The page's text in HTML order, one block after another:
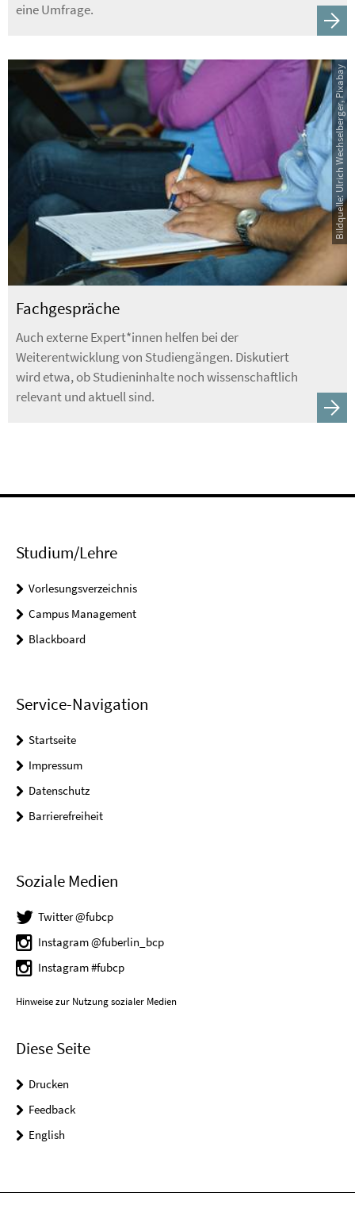
eine Umfrage.
Fachgespräche
Auch externe Expert*innen helfen bei der
Weiterentwicklung von Studiengängen. Diskutiert
wird etwa, ob Studieninhalte noch wissenschaftlich
relevant und aktuell sind.
Bildquelle: Ulrich Wechselberger, Pixabay
Studium/Lehre
Vorlesungsverzeichnis
Campus Management
Blackboard
Service-Navigation
Startseite
Impressum
Datenschutz
Barrierefreiheit
Soziale Medien
Twitter @fubcp
Instagram @fuberlin_bcp
Instagram #fubcp
Hinweise zur Nutzung sozialer Medien
Diese Seite
Drucken
Feedback
English